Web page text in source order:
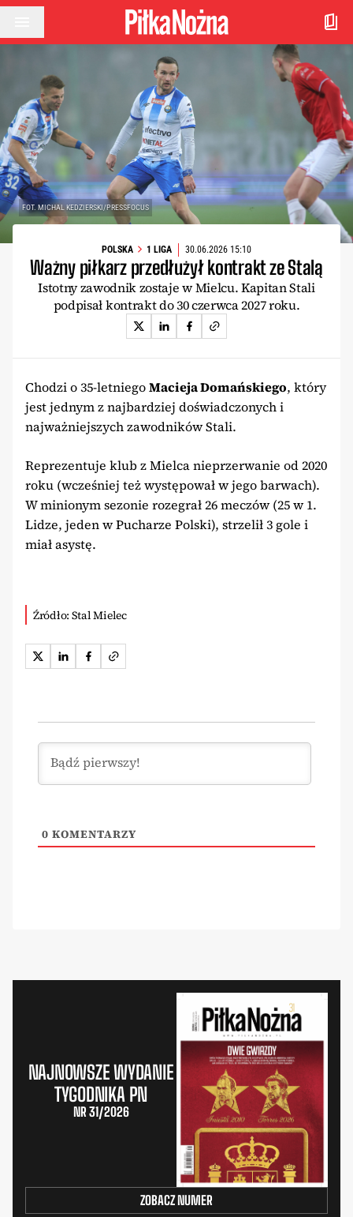
Przejdź do treści
FOT. MICHAL KEDZIERSKI/PRESSFOCUS
POLSKA 1 LIGA 30.06.2026 15:10
Ważny piłkarz przedłużył kontrakt ze Stalą
Istotny zawodnik zostaje w Mielcu. Kapitan Stali
podpisał kontrakt do 30 czerwca 2027 roku.
Chodzi o 35-letniegoMacieja Domańskiego, który
jest jednym z najbardziej doświadczonych i
najważniejszych zawodników Stali.
Reprezentuje klub z Mielca nieprzerwanie od 2020
roku (wcześniej też występował w jego barwach).
W minionym sezonie rozegrał 26 meczów (25 w 1.
Lidze, jeden w Pucharze Polski), strzelił 3 gole i
miał asystę.
Źródło: Stal Mielec
0 KOMENTARZY
NAJNOWSZE WYDANIE
TYGODNIKA PN
NR 31/2026
ZOBACZ NUMER